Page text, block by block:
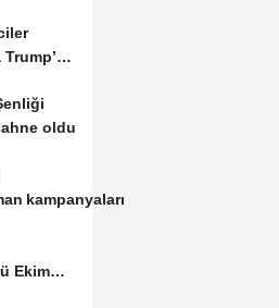
oldu
kampanyaları
Ekim